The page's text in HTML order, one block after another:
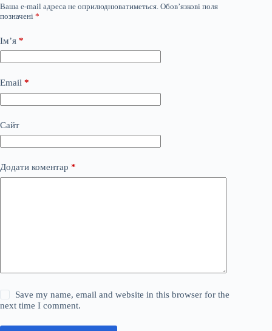
Ваша e-mail адреса не оприлюднюватиметься. Обов’язкові поля
позначені *
Ім’я *
Email *
Сайт
Додати коментар *
Save my name, email and website in this browser for the
next time I comment.